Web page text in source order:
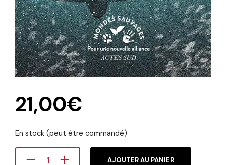
21,00€
En stock (peut être commandé)
AJOUTER AU PANIER